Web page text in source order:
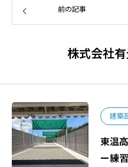
前の記事
株式会社
建築
東温
ー練